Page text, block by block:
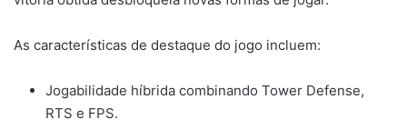
As características de destaque do jogo incluem:
Jogabilidade híbrida combinando Tower Defense,
RTS e FPS.